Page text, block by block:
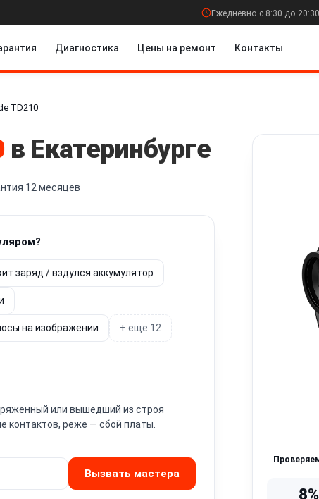
Ежедневно с 8:30 до 20:30
Диагностика Цены на ремонт Контакты
TD210
в Екатеринбурге
12 месяцев
заряд / вздулся аккумулятор
на изображении + ещё 12
или вышедший из строя
контактов, реже — сбой платы.
Вызвать мастера
8%